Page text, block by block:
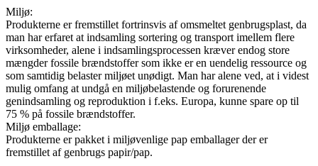
Miljø:
Produkterne er fremstillet fortrinsvis af omsmeltet genbrugsplast, da
man har erfaret at indsamling sortering og transport imellem flere
virksomheder, alene i indsamlingsprocessen kræver endog store
mængder fossile brændstoffer som ikke er en uendelig ressource og
som samtidig belaster miljøet unødigt. Man har alene ved, at i videst
mulig omfang at undgå en miljøbelastende og forurenende
genindsamling og reproduktion i f.eks. Europa, kunne spare op til
75 % på fossile brændstoffer.
Miljø emballage:
Produkterne er pakket i miljøvenlige pap emballager der er
fremstillet af genbrugs papir/pap.